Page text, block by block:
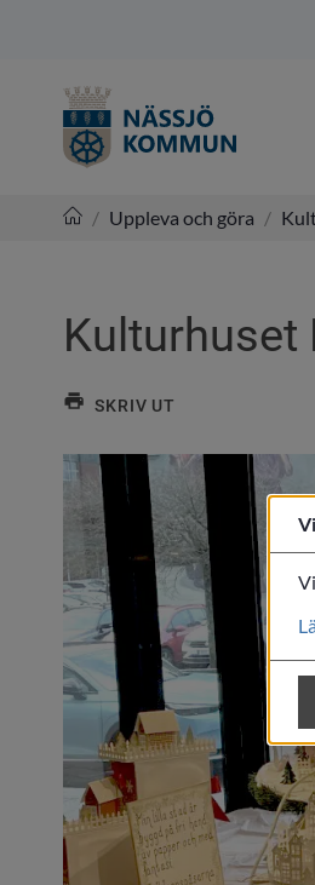
/ Uppleva och göra /
Kulturhuset
SKRIV UT